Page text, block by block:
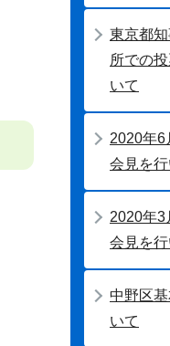
東京都
所での
いて
2020年6
会見を
2020年3
会見を
中野区
いて